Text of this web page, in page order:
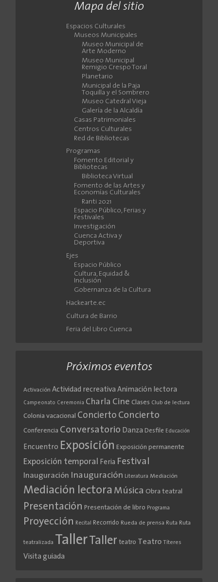
Mapa del sitio
Espacios Culturales
Museos Municipales
Museo Municipal de
Arte Moderno
Museo Municipal
Remigio Crespo Toral
Planetario
Municipal de la Paja
Toquilla y el Sombrero
Museo Catedral Vieja
Galería de la Alcaldía
Casas Patrimoniales
Centros Culturales
Red de Bibliotecas
Programas
Fomento Editorial y
Bibliotecas
Biblioteca Virtual
Fomento de las Artes y
Economías Culturales
Ranti 2021
Espacio Público, Ferias y
Festivales
Investigación
Cuenca Activa y
Deportiva
Ejes
Espacio Público
Cultura, Equidad &
Inclusión
Gobernanza de la Cultura
Hackearte.ec
Cultura de Barrio
Feria del Libro Cuenca
Próximos eventos
Activación Actividad recreativa Animación lectora
Campeonato Ceremonia Charla Cine Clases Club de lectura
Colonia vacacional Concierto Concierto
Conferencia Conversatorio Danza Desfile Educación
Encuentro Exposición Exposición permanente
Exposición temporal Feria Festival
Inauguración Inauguración Literatura Mediación
Mediación lectora Música Obra teatral
Presentación Presentación de libro Programa
Proyección Recital Recorrido Rueda de prensa Ruta Ruta
teatralizada Taller Taller teatro Teatro Títeres
Visita guiada